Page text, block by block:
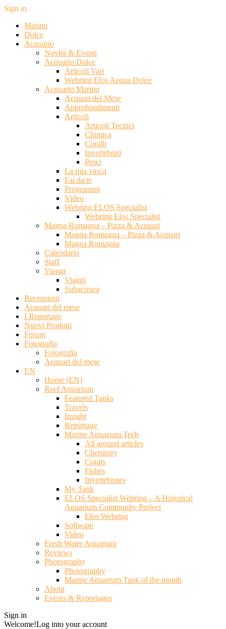
Sign in
Marino
Dolce
Acquario
Novità & Eventi
Acquario Dolce
Articoli Vari
Webring Elos Acqua Dolce
Acquario Marino
Acquari del Mese
Approfondimenti
Articoli
Articoli Tecnici
Chimica
Coralli
Invertebrati
Pesci
La mia vasca
Fai da te
Programmi
Video
Webring ELOS Specialist
Webring Elos Specialist
Magna Romagna – Pizza & Acquari
Magna Romagna – Pizza & Acquari
Magna Romagna
Calendario
Staff
Viaggi
Viaggi
Subacquea
Recensioni
Acquari del mese
I Reportage
Nuovi Prodotti
Forum
Fotografia
Fotografia
Acquari del mese
EN
Home (EN)
Reef Aquarium
Featured Tanks
Travels
Insight
Reportage
Marine Aquarium Tech
All around articles
Chemistry
Corals
Fishes
Invertebrates
My Tank
ELOS Specialist Webring – A Historical
Aquarium Community Project
Elos Webring
Software
Video
Fresh Water Aquarium
Reviews
Photography
Photography
Marine Aquarium Tank of the month
About
Events & Reportages
Sign in
Welcome!Log into your account